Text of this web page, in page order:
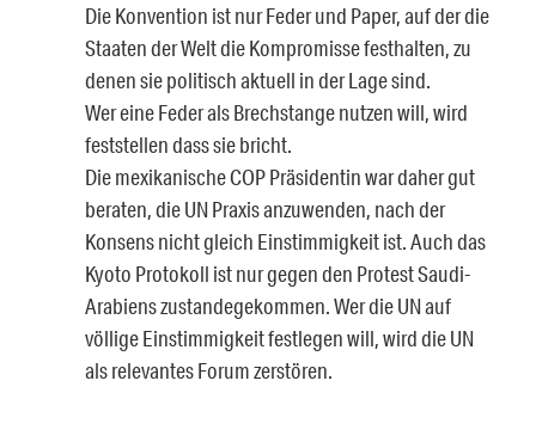
Die Konvention ist nur Feder und Paper, auf der die
Staaten der Welt die Kompromisse festhalten, zu
denen sie politisch aktuell in der Lage sind.
Wer eine Feder als Brechstange nutzen will, wird
feststellen dass sie bricht.
Die mexikanische COP Präsidentin war daher gut
beraten, die UN Praxis anzuwenden, nach der
Konsens nicht gleich Einstimmigkeit ist. Auch das
Kyoto Protokoll ist nur gegen den Protest Saudi-
Arabiens zustandegekommen. Wer die UN auf
völlige Einstimmigkeit festlegen will, wird die UN
als relevantes Forum zerstören.